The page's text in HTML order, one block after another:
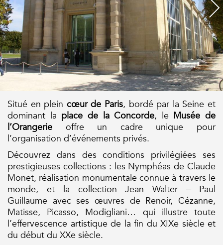
Situé en plein cœur de Paris, bordé par la Seine et
dominant la place de la Concorde, le Musée de
l’Orangerie offre un cadre unique pour
l’organisation d’événements privés.
Découvrez dans des conditions privilégiées ses
prestigieuses collections : les Nymphéas de Claude
Monet, réalisation monumentale connue à travers le
monde, et la collection Jean Walter – Paul
Guillaume avec ses œuvres de Renoir, Cézanne,
Matisse, Picasso, Modigliani… qui illustre toute
l’effervescence artistique de la fin du XIXe siècle et
du début du XXe siècle.